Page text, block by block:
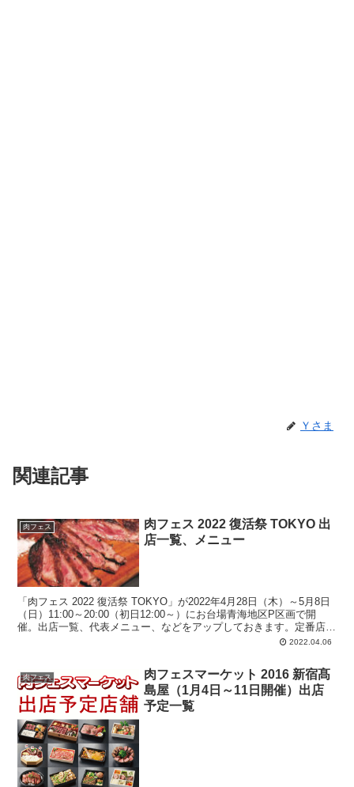
Ｙさま
関連記事
肉フェス
肉フェス 2022 復活祭 TOKYO 出
店一覧、メニュー
「肉フェス 2022 復活祭 TOKYO」が2022年4月28日（木）～5月8日
（日）11:00～20:00（初日12:00～）にお台場青海地区P区画で開
催。出店一覧、代表メニュー、などをアップしておきます。定番店舗
の殿堂入りメニューや初参戦店舗の新メニューなどドリンク・スイー
2022.04.06
肉フェス
肉フェスマーケット 2016 新宿髙
島屋（1月4日～11日開催）出店
予定一覧